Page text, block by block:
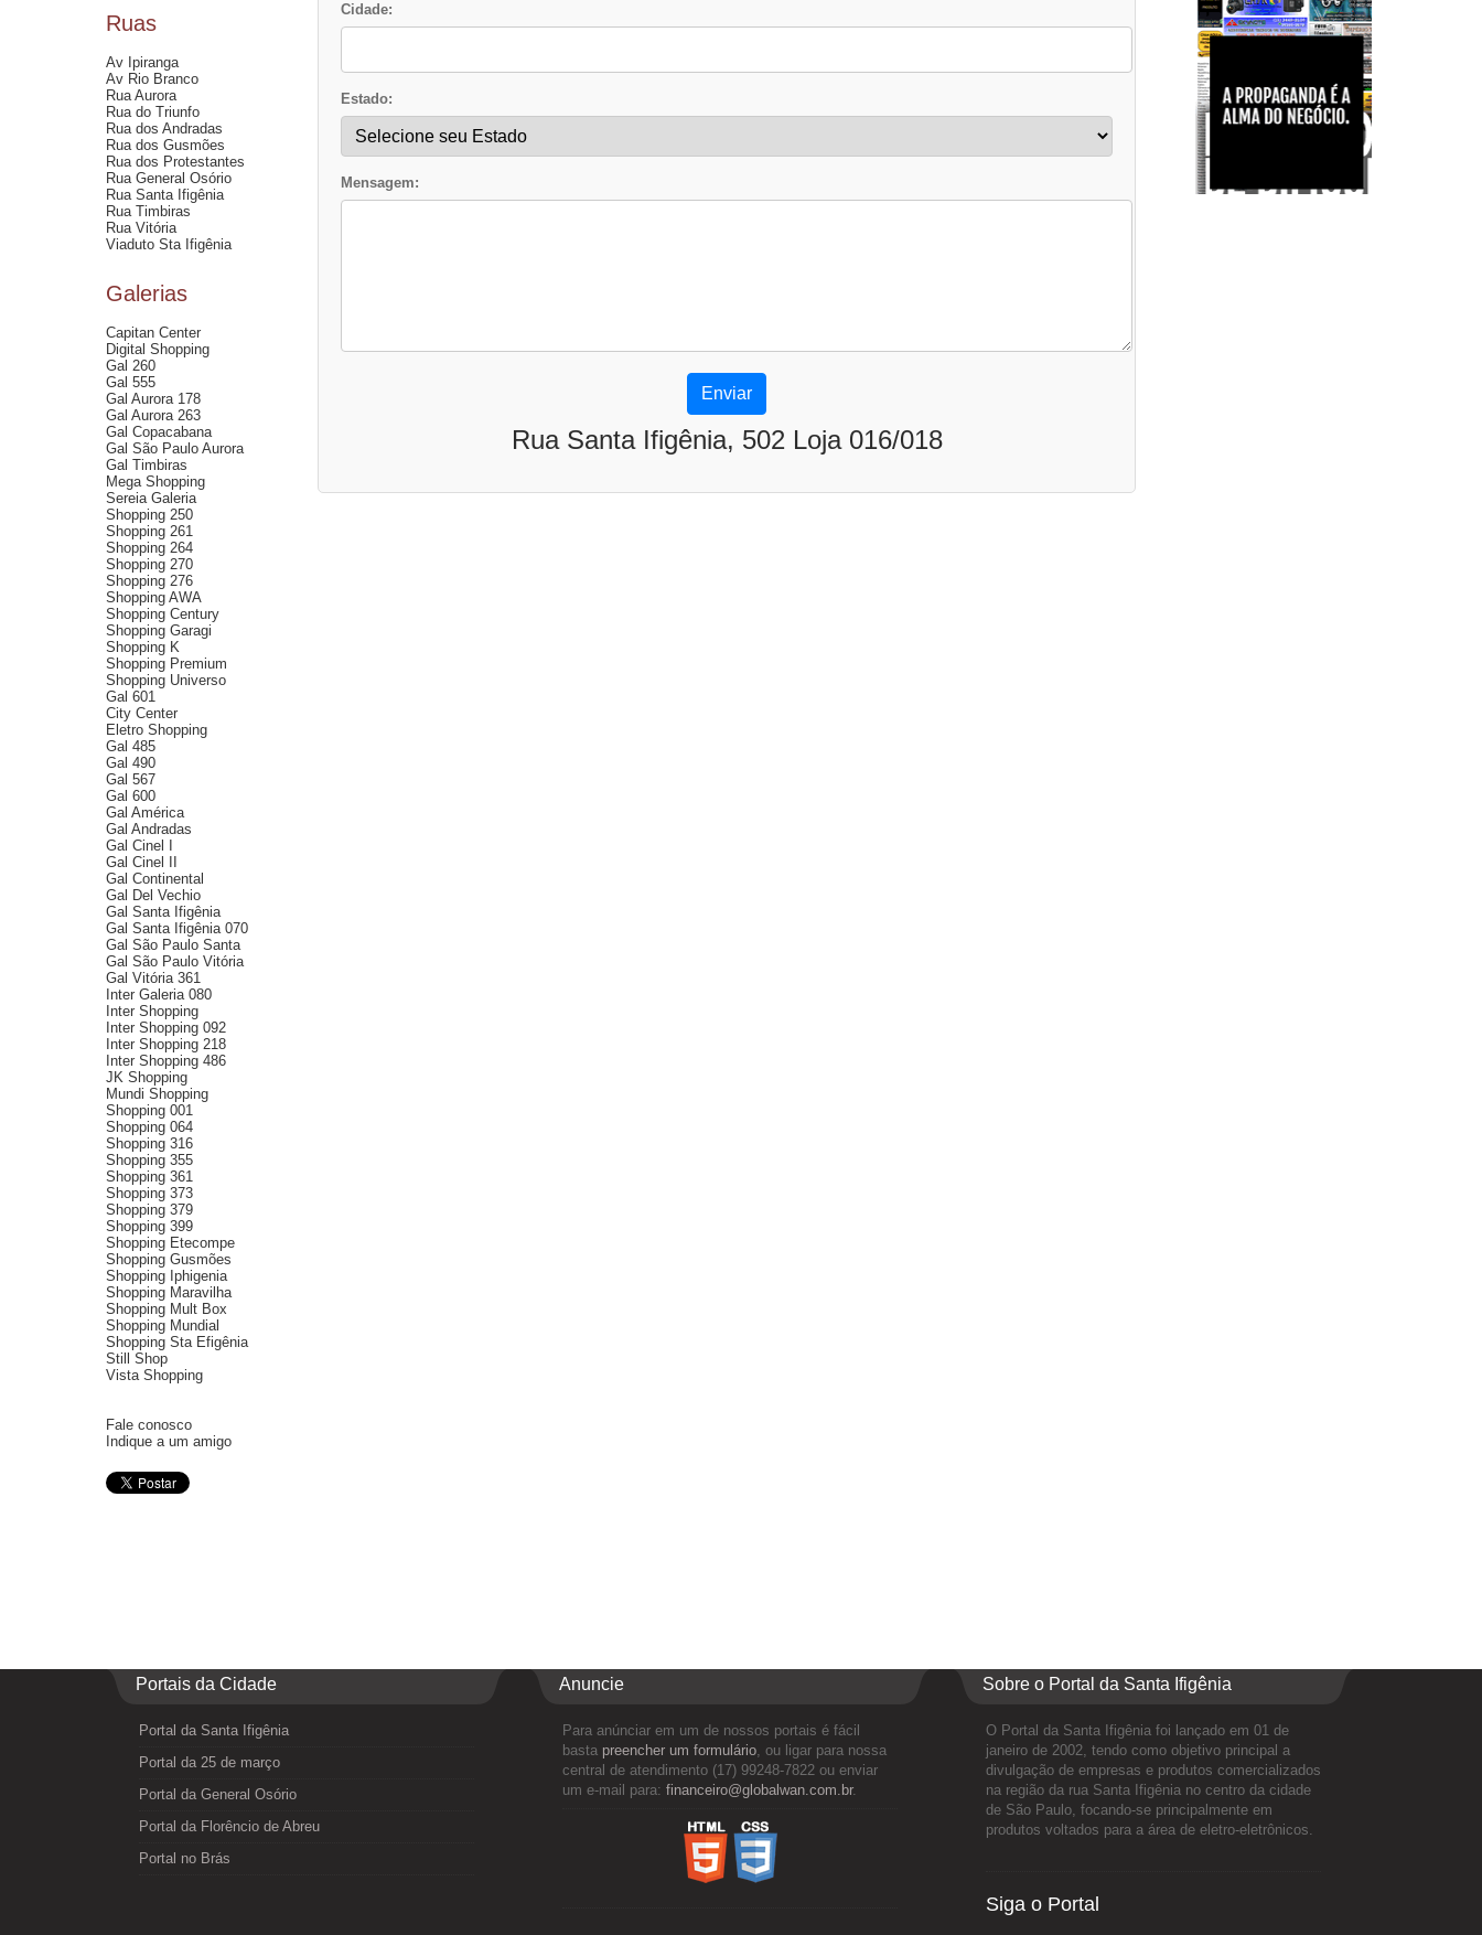
Ruas
Av Ipiranga
Av Rio Branco
Rua Aurora
Rua do Triunfo
Rua dos Andradas
Rua dos Gusmões
Rua dos Protestantes
Rua General Osório
Rua Santa Ifigênia
Rua Timbiras
Rua Vitória
Viaduto Sta Ifigênia
Galerias
Capitan Center
Digital Shopping
Gal 260
Gal 555
Gal Aurora 178
Gal Aurora 263
Gal Copacabana
Gal São Paulo Aurora
Gal Timbiras
Mega Shopping
Sereia Galeria
Shopping 250
Shopping 261
Shopping 264
Shopping 270
Shopping 276
Shopping AWA
Shopping Century
Shopping Garagi
Shopping K
Shopping Premium
Shopping Universo
Gal 601
City Center
Eletro Shopping
Gal 485
Gal 490
Gal 567
Gal 600
Gal América
Gal Andradas
Gal Cinel I
Gal Cinel II
Gal Continental
Gal Del Vechio
Gal Santa Ifigênia
Gal Santa Ifigênia 070
Gal São Paulo Santa
Gal São Paulo Vitória
Gal Vitória 361
Inter Galeria 080
Inter Shopping
Inter Shopping 092
Inter Shopping 218
Inter Shopping 486
JK Shopping
Mundi Shopping
Shopping 001
Shopping 064
Shopping 316
Shopping 355
Shopping 361
Shopping 373
Shopping 379
Shopping 399
Shopping Etecompe
Shopping Gusmões
Shopping Iphigenia
Shopping Maravilha
Shopping Mult Box
Shopping Mundial
Shopping Sta Efigênia
Still Shop
Vista Shopping
Fale conosco
Indique a um amigo
Cidade:
Estado:
Mensagem:
Rua Santa Ifigênia, 502 Loja 016/018
Portais da Cidade
Portal da Santa Ifigênia
Portal da 25 de março
Portal da General Osório
Portal da Florêncio de Abreu
Portal no Brás
Anuncie
Para anúnciar em um de nossos portais é fácil
basta preencher um formulário, ou ligar para nossa
central de atendimento (17) 99248-7822 ou enviar
um e-mail para: financeiro@globalwan.com.br.
Sobre o Portal da Santa Ifigênia
O Portal da Santa Ifigênia foi lançado em 01 de
janeiro de 2002, tendo como objetivo principal a
divulgação de empresas e produtos comercializados
na região da rua Santa Ifigênia no centro da cidade
de São Paulo, focando-se principalmente em
produtos voltados para a área de eletro-eletrônicos.
Siga o Portal